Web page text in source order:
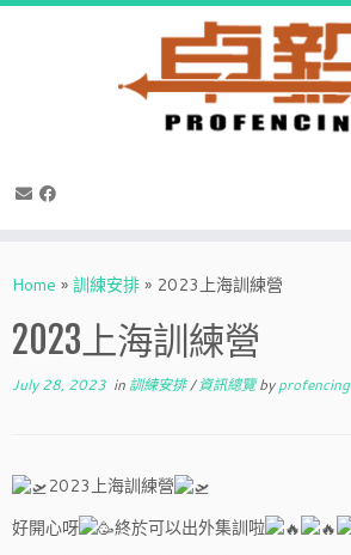
toHome » 訓練安排 » 2023上海訓練營
2023上海訓練營
July 28, 2023 in 訓練安排/資訊總覽byprofencing
2023上海訓練營
好開心呀
終於可以出外集訓啦